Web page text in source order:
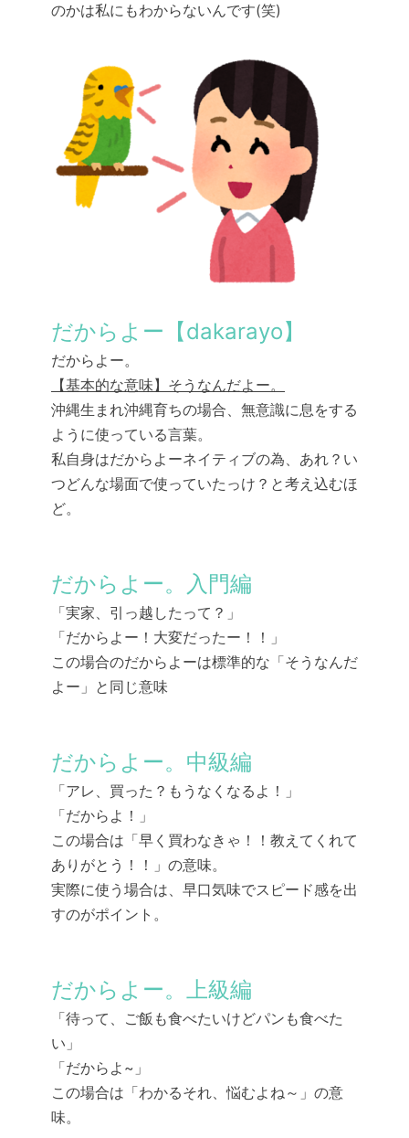
のかは私にもわからないんです(笑)
だからよー【dakarayo】
だからよー。
【基本的な意味】そうなんだよー。
沖縄生まれ沖縄育ちの場合、無意識に息をする
ように使っている言葉。
私自身はだからよーネイティブの為、あれ？い
つどんな場面で使っていたっけ？と考え込むほ
ど。
だからよー。入門編
「実家、引っ越したって？」
「だからよー！大変だったー！！」
この場合のだからよーは標準的な「そうなんだ
よー」と同じ意味
だからよー。中級編
「アレ、買った？もうなくなるよ！」
「だからよ！」
この場合は「早く買わなきゃ！！教えてくれて
ありがとう！！」の意味。
実際に使う場合は、早口気味でスピード感を出
すのがポイント。
だからよー。上級編
「待って、ご飯も食べたいけどパンも食べた
い」
「だからよ~」
この場合は「わかるそれ、悩むよね～」の意
味。